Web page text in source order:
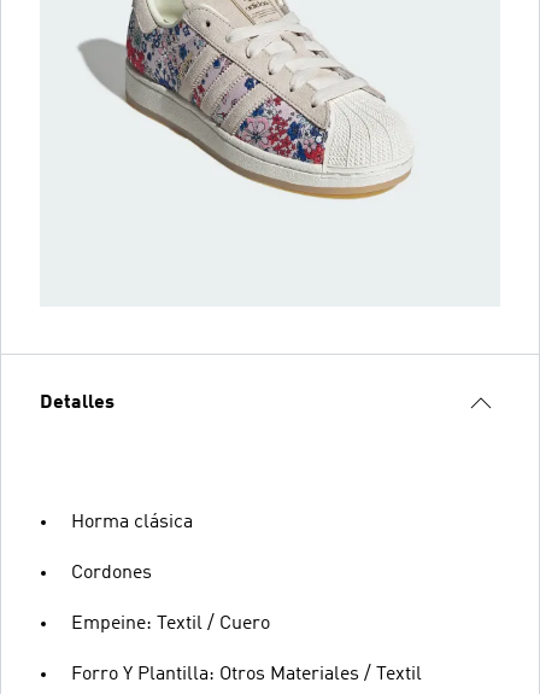
Detalles
Horma clásica
Cordones
Empeine: Textil / Cuero
Forro Y Plantilla: Otros Materiales / Textil